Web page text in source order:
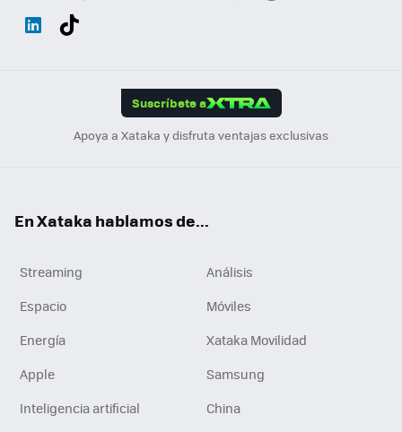
Suscríbete a
Apoya a Xataka y disfruta ventajas exclusivas
En Xataka hablamos de...
Streaming
Análisis
Espacio
Móviles
Energía
Xataka Movilidad
Apple
Samsung
Inteligencia artificial
China